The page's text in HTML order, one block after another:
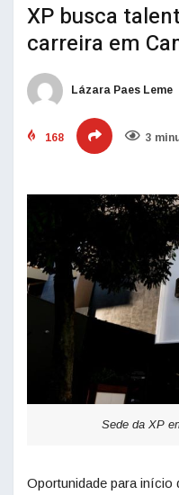
XP busca
carreira em
Lázara Paes Leme
168 3
Sede da XP
Oportunidade para início